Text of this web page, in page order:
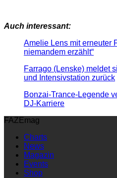
Auch interessant:
Amelie Lens mit erneuter
niemandem erzählt“
Farrago (Lenske) meldet
und Intensivstation zurück
Bonzai-Trance-Legende
DJ-Karriere
FAZEmag
Charts
News
Magazin
Events
Shop